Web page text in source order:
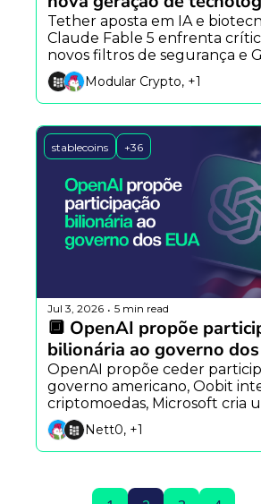
Tether aposta em IA e
Claude Fable 5 enfrenta
novos filtros de segurança e
campanha que reimagina a
Independência com ajuda do
Modular Crypto, +1
stablecoins +36
Jul 3, 2026 • 5 min read
🔲 OpenAI propõe
bilionária ao governo
OpenAI propõe ceder
governo americano, Oobit
criptomoedas, Microsoft cria
bilionária para implementar IA
tokeniza suas próprias ações
Nett0, +1